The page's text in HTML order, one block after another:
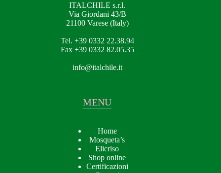
ITALCHILE s.r.l.
Via Giordani 43/B
21100 Varese (Italy)
Tel. +39 0332 22.38.94
Fax +39 0332 82.05.35
info@italchile.it
MENU
Home
Mosqueta’s
Elicriso
Shop online
Certificazioni